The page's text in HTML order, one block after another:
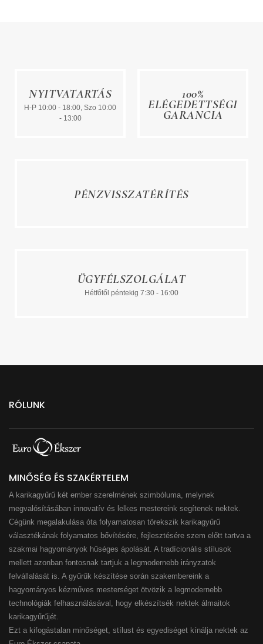
NYITVATARTÁS
H-P 10:00 - 18:00, Szo 10:00
- 13:00
100%
ELÉGEDETTSÉGI
GARANCIA
PÉNZVISSZATÉRÍTÉS
ÜGYFÉLSZOLGÁLAT
Hétfőtől péntekig 7:30 - 16:00
RÓLUNK
MINŐSÉG ÉS SZAKÉRTELEM
A karikagyűrű két ember szerelmének szimbóluma, melynek
megvalósításában innovatív és lelkes mestereink segítenek nektek.
Cégünk megalakulása óta folyamatosan törekszik karikagyűrű
választékának folyamatos bővítésére, fejlesztésére szem előtt tartva a
szakmai hagyományok hűséges ápolását. A tradícionális stílusok
mellett azonban fontosnak tartjuk a legmodernebb irányzatok
felvállalását is. A gyűrűk készítése során szakembereink a
hagyományos kézműves mesterséget ötvözik a legmodernebb
technológiák felhasználásával, hogy elkészítsék nektek álmaitok
karikagyűrűjét.
Ezt a kifogástalan minőséget, stílust és egyediséget kínálja nektek az